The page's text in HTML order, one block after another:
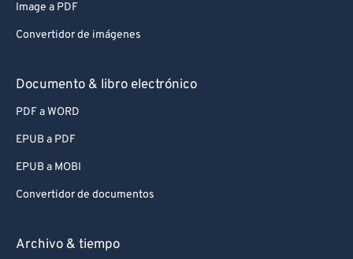
Image a PDF
Convertidor de imágenes
Documento & libro electrónico
PDF a WORD
EPUB a PDF
EPUB a MOBI
Convertidor de documentos
Archivo & tiempo